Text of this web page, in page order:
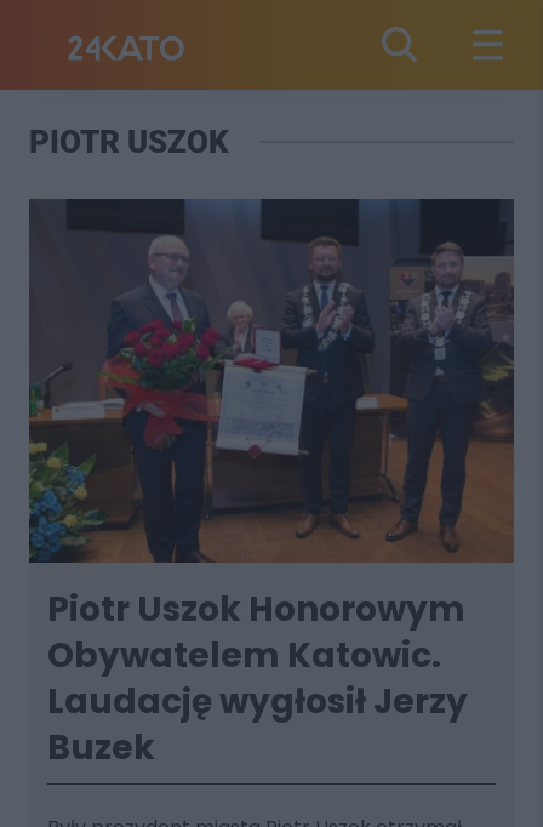
PIOTR USZOK
Piotr Uszok Honorowym
Obywatelem Katowic.
Laudację wygłosił Jerzy
Buzek